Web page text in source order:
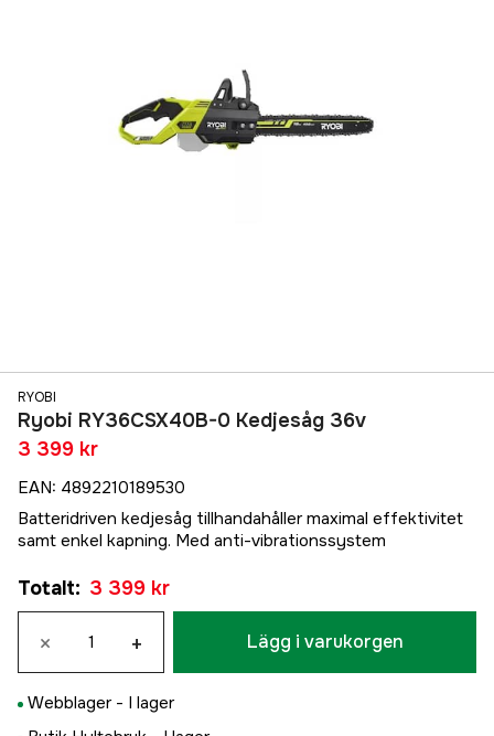
RYOBI
Ryobi RY36CSX40B-0 Kedjesåg 36v
3 399 kr
EAN: 4892210189530
Batteridriven kedjesåg tillhandahåller maximal effektivitet
samt enkel kapning. Med anti-vibrationssystem
Totalt: 3 399 kr
× + Lägg i varukorgen
Webblager - I lager